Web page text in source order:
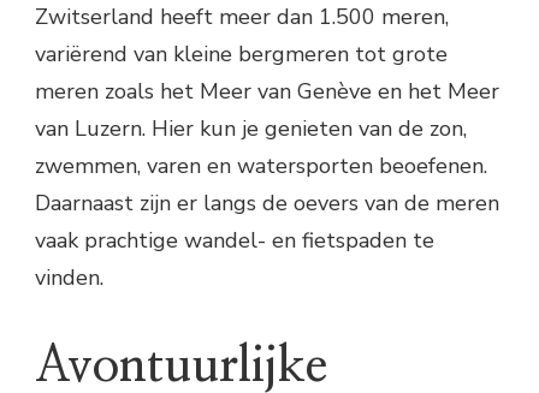
Zwitserland heeft meer dan 1.500 meren,
variërend van kleine bergmeren tot grote
meren zoals het Meer van Genève en het Meer
van Luzern. Hier kun je genieten van de zon,
zwemmen, varen en watersporten beoefenen.
Daarnaast zijn er langs de oevers van de meren
vaak prachtige wandel- en fietspaden te
vinden.
Avontuurlijke